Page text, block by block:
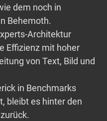
dem noch in
Behemoth.
Architektur
Effizienz mit hoher
von Text, Bild und
in Benchmarks
bleibt es hinter den